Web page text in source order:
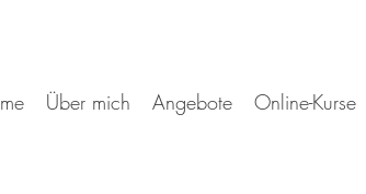
Über mich Angebote Online-Kurse